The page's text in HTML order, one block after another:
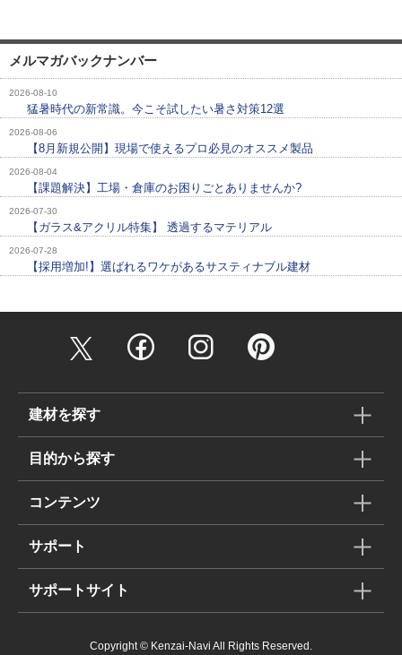
メルマガバックナンバー
2026-08-10
猛暑時代の新常識。今こそ試したい暑さ対策12選
2026-08-06
【8月新規公開】現場で使えるプロ必見のオススメ製品
2026-08-04
【課題解決】工場・倉庫のお困りごとありませんか?
2026-07-30
【ガラス&アクリル特集】 透過するマテリアル
2026-07-28
【採用増加!】選ばれるワケがあるサスティナブル建材
建材を探す
目的から探す
コンテンツ
サポート
サポートサイト
Copyright © Kenzai-Navi All Rights Reserved.